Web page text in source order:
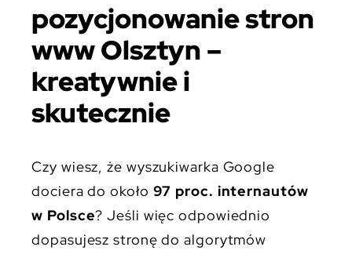
pozycjonowanie stron
www Olsztyn –
kreatywnie i
skutecznie
Czy wiesz, że wyszukiwarka Google
dociera do około 97 proc. internautów
w Polsce? Jeśli więc odpowiednio
dopasujesz stronę do algorytmów